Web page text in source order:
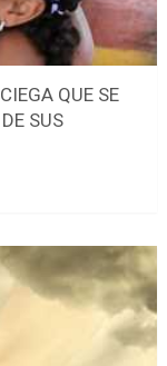
QUE SE
SUS